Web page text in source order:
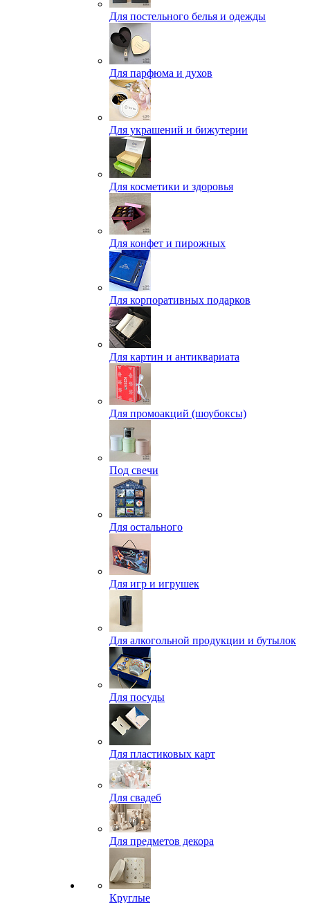
Для постельного белья и одежды
Для парфюма и духов
Для украшений и бижутерии
Для косметики и здоровья
Для конфет и пирожных
Для корпоративных подарков
Для картин и антиквариата
Для промоакций (шоубоксы)
Под свечи
Для остального
Для игр и игрушек
Для алкогольной продукции и бутылок
Для посуды
Для пластиковых карт
Для свадеб
Для предметов декора
Круглые